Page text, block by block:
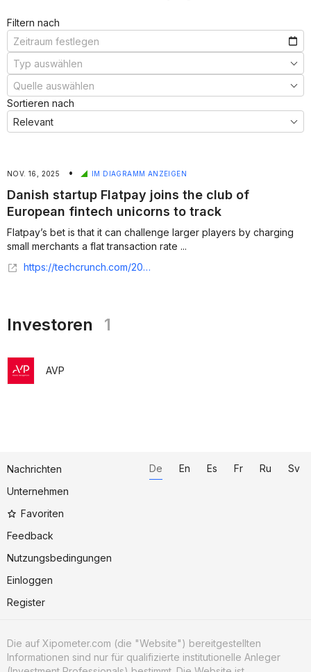
Filtern nach
Sortieren nach
NOV. 16, 2025 • IM DIAGRAMM ANZEIGEN
Danish startup Flatpay joins the club of
European fintech unicorns to track
Flatpay’s bet is that it can challenge larger players by charging
small merchants a flat transaction rate ...
https://techcrunch.com/2025/11/16/fast-growing-danish-startup-flatpay-joins-the-club-of-european-fintech-unicorns-to-track/
Investoren 1
AVP
Nachrichten
Unternehmen
Favoriten
Feedback
Nutzungsbedingungen
Einloggen
Register
De En Es Fr Ru Sv
Die auf Xipometer.com (die "Website") bereitgestellten
Informationen sind nur für qualifizierte institutionelle Anleger